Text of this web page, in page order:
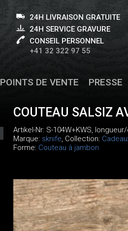
24H LIVRAISON GRATUITE
24H SERVICE GRAVURE
CONSEIL PERSONNEL
+41 32 322 97 55
POINTS DE VENTE PRESSE
COUTEAU SALSIZ
Artikel-Nr: S-104W+KWS,
Marque: sknife, Collection:
Forme: Couteau à jambon